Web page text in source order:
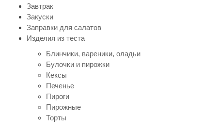
Завтрак
Закуски
Заправки для салатов
Изделия из теста
Блинчики, вареники, оладьи
Булочки и пирожки
Кексы
Печенье
Пироги
Пирожные
Торты